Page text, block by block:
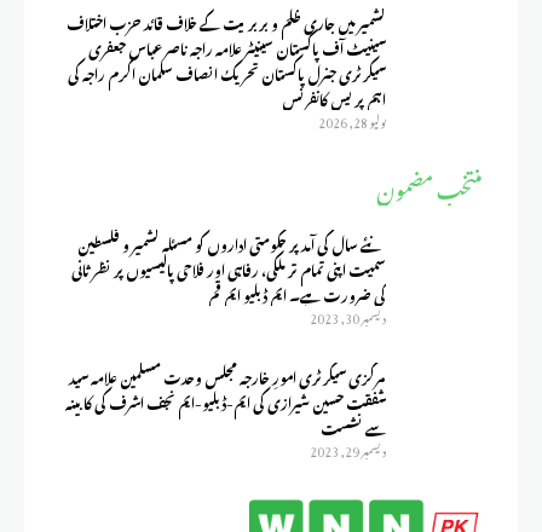
کشمیر میں جاری ظلم و بربریت کے خلاف قائد حزب اختلاف
سینیٹ آف پاکستان سینیٹر علامہ راجہ ناصر عباس جعفری
سیکرٹری جنرل پاکستان تحریک انصاف سلمان اکرم راجہ کی
اہم پریس کانفرنس
يوليو 28, 2026
منتخب مضمون
نئے سال کی آمد پر حکومتی اداروں کو مسئلہ کشمیر و فلسطین
سمیت اپنی تمام تر ملکی، رفاہی اور فلاحی پالیسیوں پر نظر ثانی
کی ضرورت ہے۔ ایم ڈبلیو ایم قم
ديسمبر 30, 2023
مرکزی سیکرٹری امورِ خارجہ مجلس وحدت مسلمین علامہ سید
شفقت حسین شیرازی کی ایم-ڈبلیو-ایم نجف اشرف کی کابینہ
سے نشست
ديسمبر 29, 2023